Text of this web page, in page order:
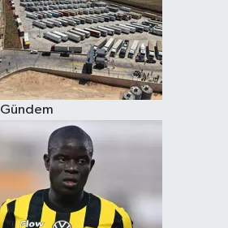
Gündem
Spor
Burç Yorumları
Çocuk
Eğitim
Hava Durumu